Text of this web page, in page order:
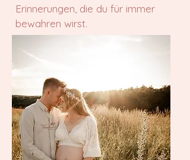
Erinnerungen, die du für immer
bewahren wirst.